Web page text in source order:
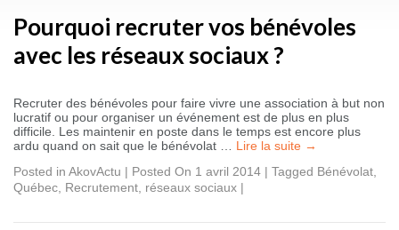
Pourquoi recruter vos bénévoles
avec les réseaux sociaux ?
Recruter des bénévoles pour faire vivre une association à but non
lucratif ou pour organiser un événement est de plus en plus
difficile. Les maintenir en poste dans le temps est encore plus
ardu quand on sait que le bénévolat … Lire la suite →
Posted in AkovActu | Posted On 1 avril 2014 | Tagged Bénévolat
Québec Recrutement réseaux sociaux |